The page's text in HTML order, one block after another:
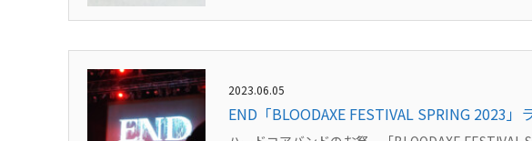
2023.06.05
END「BLOODAXE FESTIVAL SPRING 2023」